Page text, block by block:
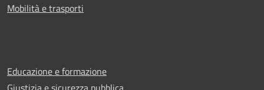
Mobilità e trasporti
Educazione e formazione